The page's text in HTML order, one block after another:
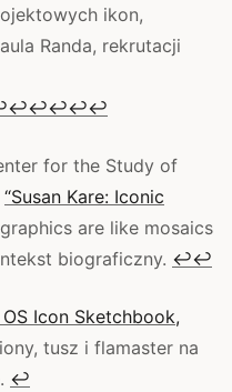
ikon,
Randa, rekrutacji
↩↩↩↩↩
for the Study of
“Susan Kare: Iconic
are like mosaics
biograficzny. ↩↩
Icon Sketchbook,
tusz i flamaster na
↩